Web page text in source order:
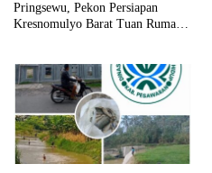
Pringsewu, Pekon Persiapan
Kresnomulyo Barat Tuan Rumah